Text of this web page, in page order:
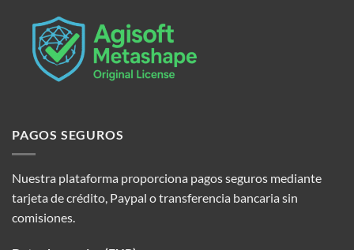
PAGOS SEGUROS
Nuestra plataforma proporciona pagos seguros mediante
tarjeta de crédito, Paypal o transferencia bancaria sin
comisiones.